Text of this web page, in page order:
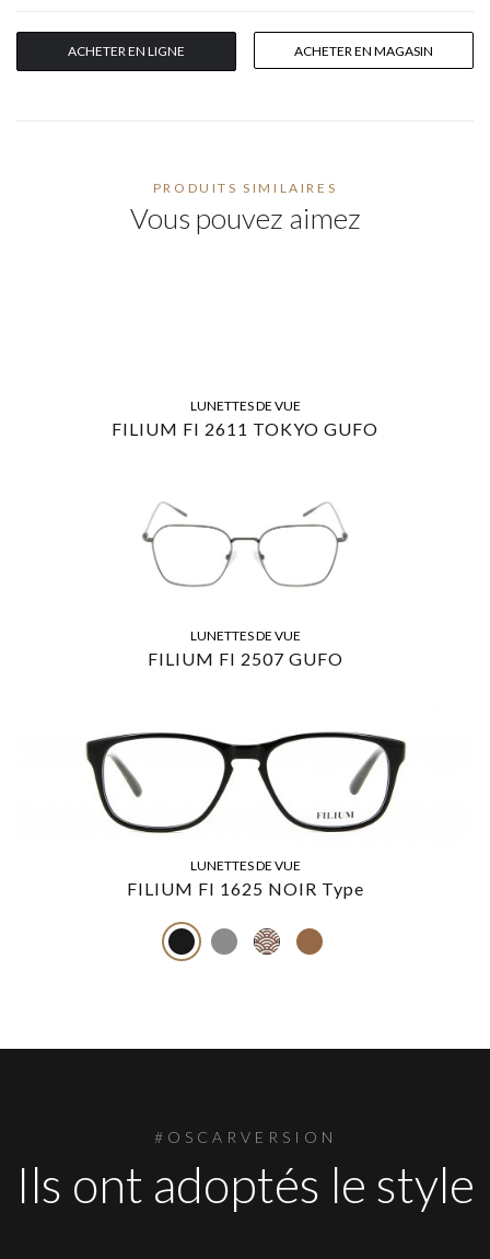
ACHETER EN LIGNE ACHETER EN MAGASIN
PRODUITS SIMILAIRES
Vous pouvez aimez
LUNETTES DE VUE
FILIUM FI 2611 TOKYO GUFO
LUNETTES DE VUE
FILIUM FI 2507 GUFO
LUNETTES DE VUE
FILIUM FI 1625 NOIR Type
#OSCARVERSION
Ils ont adoptés le style